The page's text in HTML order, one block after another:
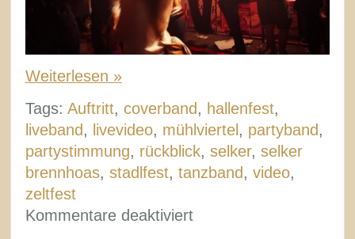
Weiterlesen »
Tags: Auftritt, coverband , hallenfest,
liveband , livevideo, mühlviertel , partyband ,
partystimmung, rückblick, selker, selker
brennhoas, stadlfest, tanzband , video,
zeltfest
Kommentare deaktiviertfür